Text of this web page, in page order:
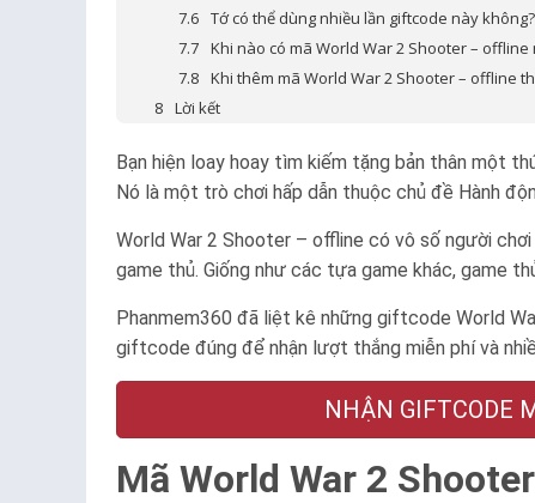
Tớ có thể dùng nhiều lần giftcode này không?
Khi nào có mã World War 2 Shooter – offline
Khi thêm mã World War 2 Shooter – offline
Lời kết
Bạn hiện loay hoay tìm kiếm tặng bản thân một
Nó là một trò chơi hấp dẫn thuộc chủ đề Hành
World War 2 Shooter – offline có vô số người
game thủ. Giống như các tựa game khác, game
Phanmem360 đã liệt kê những giftcode World
giftcode đúng để nhận lượt thắng miễn phí và
NHẬN GIFTCODE
Mã World War 2